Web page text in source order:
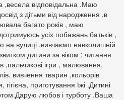
,весела відповідальна .Маю
з дітьми від народження ,в
багато років , маю
усіх побажань батьків ,
на вулиці ,вивчаємо навколишній
дитини за віком ; читання
,пальчикові ігри , малювання,
вивчення тварин ,кольорів
приготування їжі .Дитині
любов і турботу .Ваша